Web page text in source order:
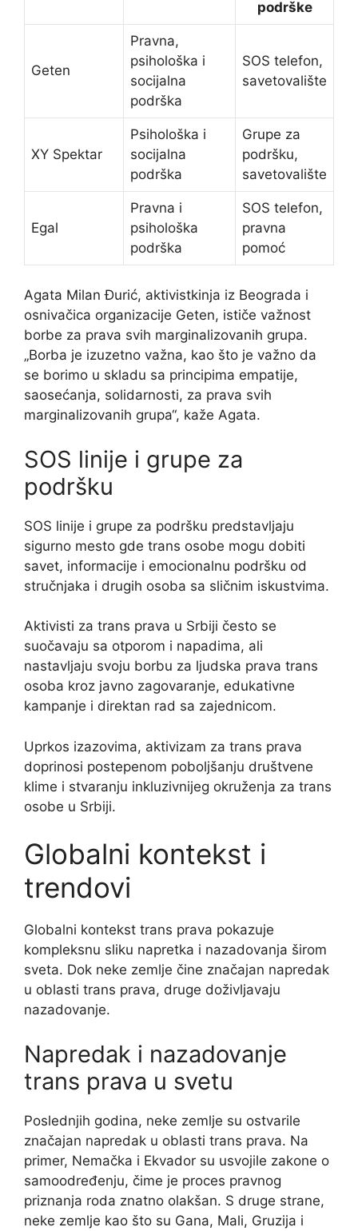
podrške
Geten
Pravna,
psihološka i
socijalna
podrška
SOS telefon,
savetovalište
XY Spektar
Psihološka i
socijalna
podrška
Grupe za
podršku,
savetovalište
Egal
Pravna i
psihološka
podrška
SOS telefon,
pravna
pomoć
Agata Milan Đurić, aktivistkinja iz Beograda i
osnivačica organizacije Geten, ističe važnost
borbe za prava svih marginalizovanih grupa.
„Borba je izuzetno važna, kao što je važno da
se borimo u skladu sa principima empatije,
saosećanja, solidarnosti, za prava svih
marginalizovanih grupa“, kaže Agata.
SOS linije i grupe za
podršku
SOS linije i grupe za podršku predstavljaju
sigurno mesto gde trans osobe mogu dobiti
savet, informacije i emocionalnu podršku od
stručnjaka i drugih osoba sa sličnim iskustvima.
Aktivisti za trans prava u Srbiji često se
suočavaju sa otporom i napadima, ali
nastavljaju svoju borbu za ljudska prava trans
osoba kroz javno zagovaranje, edukativne
kampanje i direktan rad sa zajednicom.
Uprkos izazovima, aktivizam za trans prava
doprinosi postepenom poboljšanju društvene
klime i stvaranju inkluzivnijeg okruženja za trans
osobe u Srbiji.
Globalni kontekst i
trendovi
Globalni kontekst trans prava pokazuje
kompleksnu sliku napretka i nazadovanja širom
sveta. Dok neke zemlje čine značajan napredak
u oblasti trans prava, druge doživljavaju
nazadovanje.
Napredak i nazadovanje
trans prava u svetu
Poslednjih godina, neke zemlje su ostvarile
značajan napredak u oblasti trans prava. Na
primer, Nemačka i Ekvador su usvojile zakone o
samoodređenju, čime je proces pravnog
priznanja roda znatno olakšan. S druge strane,
neke zemlje kao što su Gana, Mali, Gruzija i